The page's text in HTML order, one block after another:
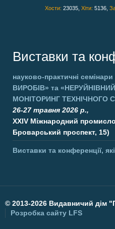
Хости: 23035, Хіти: 5136,
Виставки та
науково-практичні семінари
ВИРОБІВ» та
МОНІТОРИНГ ТЕХНІЧНОГО
26-27 травня 2026 р.,
XXIV Міжнародний
Броварський проспект, 15)
Виставки та конференції,
© 2013-2026 Видавничий дім
Розробка сайту LFS